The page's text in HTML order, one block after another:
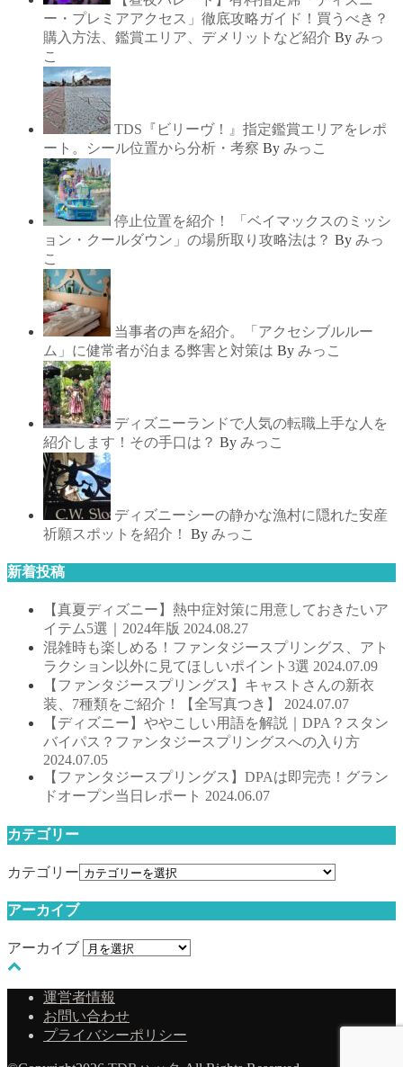
ー・プレミアアクセス」徹底攻略ガイド！買うべき？
購入方法、鑑賞エリア、デメリットなど紹介 By みっ
こ
TDS『ビリーヴ！』指定鑑賞エリアをレポ
ート。シール位置から分析・考察 By みっこ
停止位置を紹介！ 「ベイマックスのミッシ
ョン・クールダウン」の場所取り攻略法は？ By みっ
こ
当事者の声を紹介。「アクセシブルルー
ム」に健常者が泊まる弊害と対策は By みっこ
ディズニーランドで人気の転職上手な人を
紹介します！その手口は？ By みっこ
ディズニーシーの静かな漁村に隠れた安産
祈願スポットを紹介！
By みっこ
新着投稿
【真夏ディズニー】熱中症対策に用意しておきたいア
イテム5選｜2024年版 2024.08.27
混雑時も楽しめる！ファンタジースプリングス、アト
ラクション以外に見てほしいポイント3選 2024.07.09
【ファンタジースプリングス】キャストさんの新衣
装、7種類をご紹介！【全写真つき】 2024.07.07
【ディズニー】ややこしい用語を解説｜DPA？スタン
バイパス？ファンタジースプリングスへの入り方
2024.07.05
【ファンタジースプリングス】DPAは即完売！グラン
ドオープン当日レポート 2024.06.07
カテゴリー
カテゴリー
アーカイブ
アーカイブ
運営者情報
お問い合わせ
プライバシーポリシー